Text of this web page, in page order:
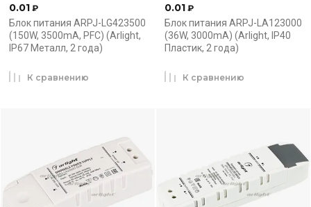
0.01 ₽
Блок питания ARPJ-LG423500
(150W, 3500mA, PFC) (Arlight,
IP67 Металл, 2 года)
К сравнению
0.01 ₽
Блок питания ARPJ-LA123000
(36W, 3000mA) (Arlight, IP40
Пластик, 2 года)
К сравнению